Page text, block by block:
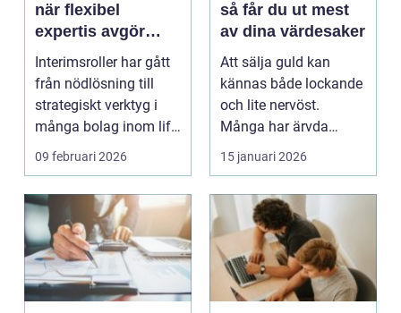
när flexibel
expertis avgör
takten
Interimsroller har gått
från nödlösning till
strategiskt verktyg i
många bolag inom life
science. Nä...
09 februari 2026
så får du ut mest
av dina värdesaker
Att sälja guld kan
kännas både lockande
och lite nervöst.
Många har ärvda
smycken, gamla
släktklenod...
15 januari 2026